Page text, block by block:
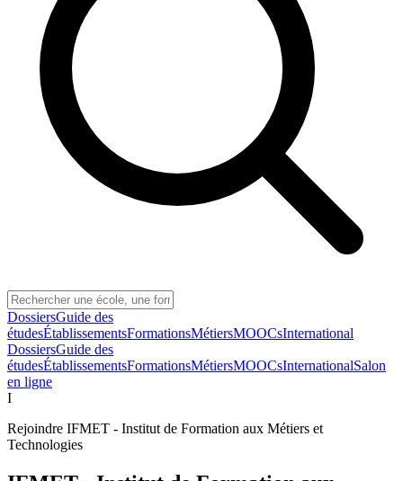
DossiersGuide des
étudesÉtablissementsFormationsMétiersMOOCsInternational
DossiersGuide des
étudesÉtablissementsFormationsMétiersMOOCsInternationalSalon
en ligne
I
Rejoindre IFMET - Institut de Formation aux Métiers et
Technologies